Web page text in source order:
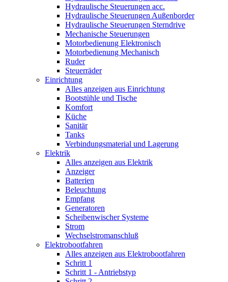
Hydraulische Steuerungen acc.
Hydraulische Steuerungen Außenborder
Hydraulische Steuerungen Sterndrive
Mechanische Steuerungen
Motorbedienung Elektronisch
Motorbedienung Mechanisch
Ruder
Steuerräder
Einrichtung
Alles anzeigen aus Einrichtung
Bootstühle und Tische
Komfort
Küche
Sanitär
Tanks
Verbindungsmaterial und Lagerung
Elektrik
Alles anzeigen aus Elektrik
Anzeiger
Batterien
Beleuchtung
Empfang
Generatoren
Scheibenwischer Systeme
Strom
Wechselstromanschluß
Elektrobootfahren
Alles anzeigen aus Elektrobootfahren
Schritt 1
Schritt 1 - Antriebstyp